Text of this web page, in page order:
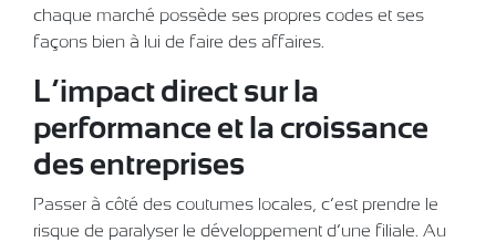
chaque marché possède ses propres codes et ses
façons bien à lui de faire des affaires.
L’impact direct sur la
performance et la croissance
des entreprises
Passer à côté des coutumes locales, c’est prendre le
risque de paralyser le développement d’une filiale. Au